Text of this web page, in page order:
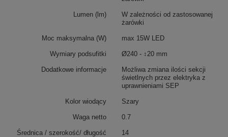
Lumen (lm)
W zależności od zastosowanej
żarówki
Moc maksymalna (W) max 15W LED
Wymiary podsufitki Ø240 - ↕20 mm
Dodatkowe informacje
Możliwa zmiana ilości sekcji
świetlnych przez elektryka z
uprawnieniami SEP
Kolor wiodący Szary
Waga netto 0.7
Średnica / szerokość/ długość
14